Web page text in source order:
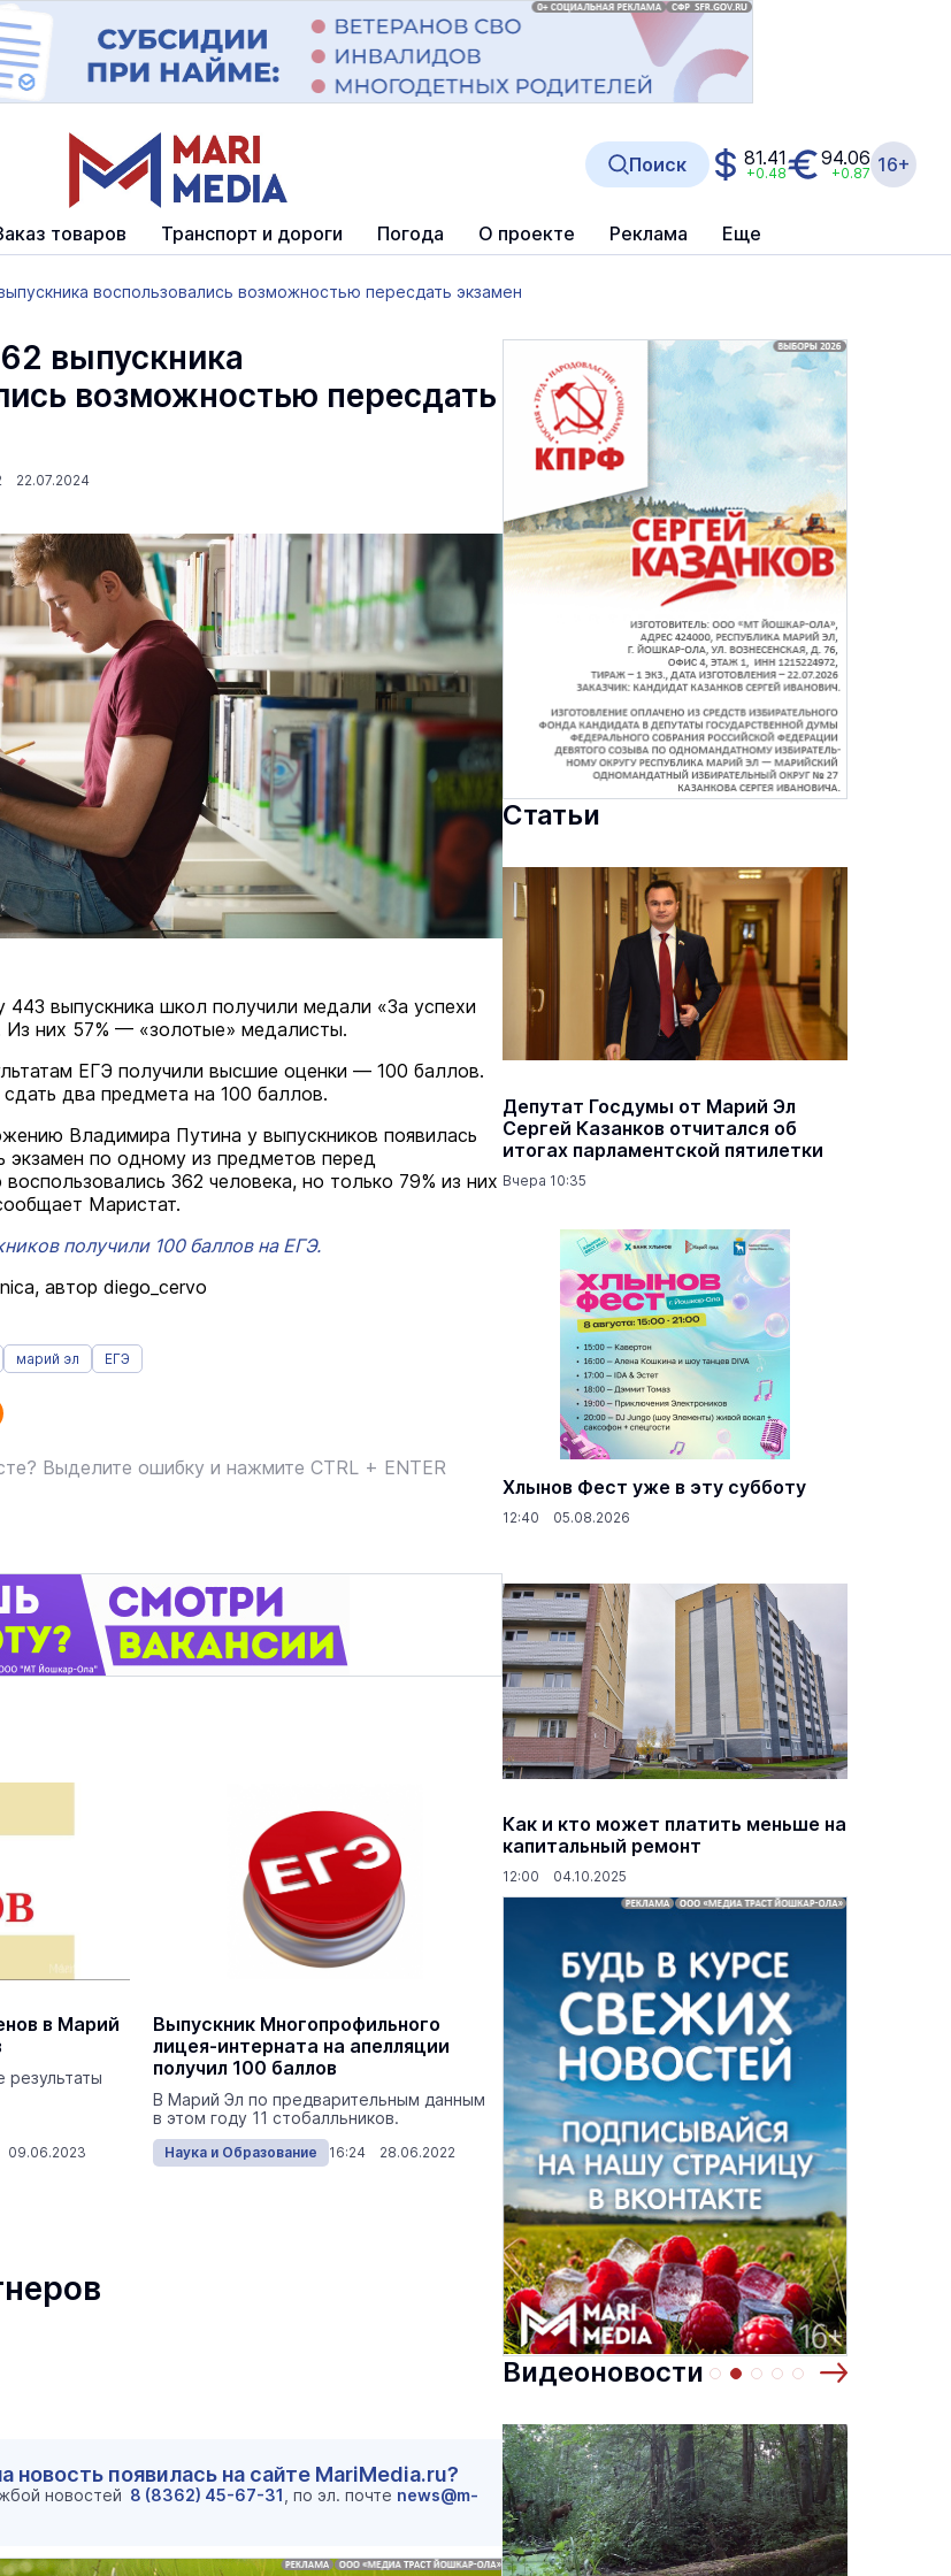
товаров Транспорт и дороги Погода О проекте Реклама Еще
Поиск 81.41
+0.48
94.06
+0.87 16+
воспользовались возможностью пересдать экзамен
выпускника
возможностью пересдать
22.07.2024
выпускника школ получили медали «За успехи
Из них 57% — «золотые» медалисты.
ЕГЭ получили высшие оценки — 100 баллов.
сдать два предмета на 100 баллов.
Владимира Путина у выпускников появилась
экзамен по одному из предметов перед
362 человека, но только 79% из них
Маристат.
получили 100 баллов на ЕГЭ.
автор diego_cervo
марий эл ЕГЭ
Выделите ошибку и нажмите CTRL + ENTER
в Марий
09.06.2023
Выпускник Многопрофильного
лицея-интерната на апелляции
получил 100 баллов
В Марий Эл по предварительным данным
в этом году 11 стобалльников.
Наука и Образование 16:24 28.06.2022
новость появилась на сайте MariMedia.ru?
новостей 8 (8362) 45-67-31 , по эл. почте news@m-
Статьи
Депутат Госдумы от Марий Эл
Сергей Казанков отчитался об
итогах парламентской пятилетки
Вчера 10:35
Хлынов Фест уже в эту субботу
12:40 05.08.2026
Как и кто может платить меньше на
капитальный ремонт
12:00 04.10.2025
Видеоновости